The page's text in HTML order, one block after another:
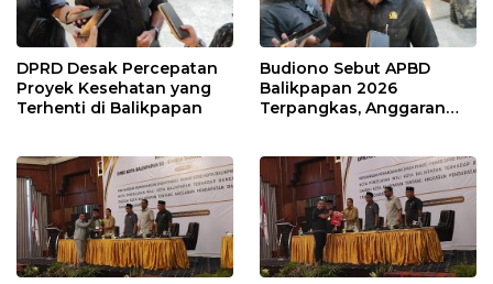
DPRD Desak Percepatan
Proyek Kesehatan yang
Terhenti di Balikpapan
Budiono Sebut APBD
Balikpapan 2026
Terpangkas, Anggaran